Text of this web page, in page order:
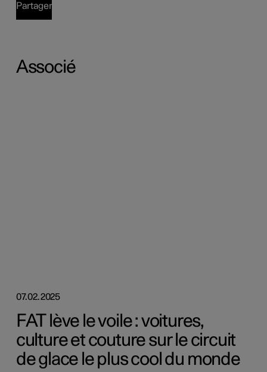
Partager
Associé
07.02.2025
FAT lève le voile : voitures,
culture et couture sur le circuit
de glace le plus cool du monde